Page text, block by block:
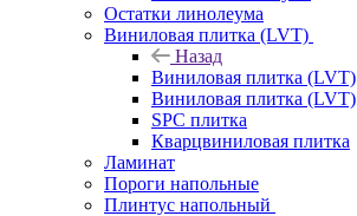
Остатки линолеума
Виниловая плитка (LVT)
Назад
Виниловая плитка (LVT)
Виниловая плитка (LVT)
SPC плитка
Кварцвиниловая плитка
Ламинат
Пороги напольные
Плинтус напольный